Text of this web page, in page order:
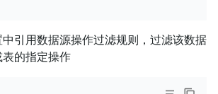
引用数据源操作过滤规则，过滤该数据
的指定操作